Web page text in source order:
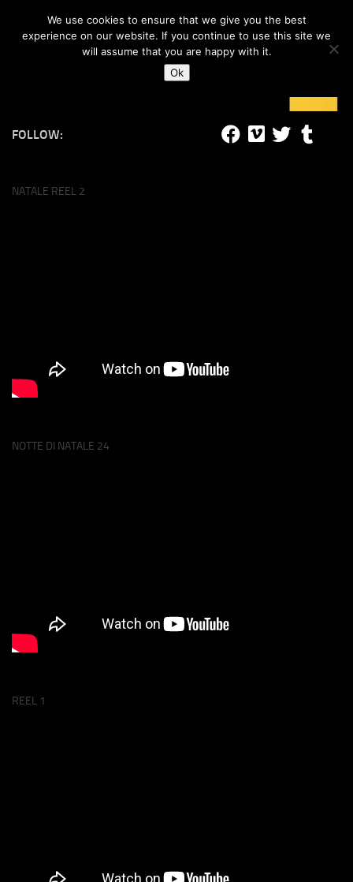
Skip to content
#lucalife
FOLLOW:
NATALE REEL 2
NOTTE DI NATALE 24
REEL 1
We use cookies to ensure that we give you the best
experience on our website. If you continue to use this site we
will assume that you are happy with it.
Ok